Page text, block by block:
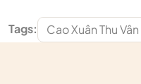
Tags: Cao Xuân Thu Vân